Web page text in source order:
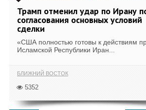
Трамп отменил удар по Ирану
согласования основных условий
сделки
«США полностью готовы к действиям
Исламской Республики Иран...
БЛИЖНИЙ ВОСТОК
5352